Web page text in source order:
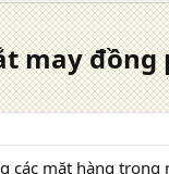
may đồng
các mặt hàng